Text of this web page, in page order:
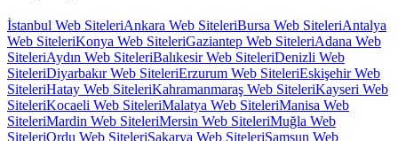
İstanbul Web SiteleriAnkara Web SiteleriBursa Web SiteleriAntalya
Web SiteleriKonya Web SiteleriGaziantep Web SiteleriAdana Web
SiteleriAydın Web SiteleriBalıkesir Web SiteleriDenizli Web
SiteleriDiyarbakır Web SiteleriErzurum Web SiteleriEskişehir Web
SiteleriHatay Web SiteleriKahramanmaraş Web SiteleriKayseri Web
SiteleriKocaeli Web SiteleriMalatya Web SiteleriManisa Web
SiteleriMardin Web SiteleriMersin Web SiteleriMuğla Web
SiteleriOrdu Web SiteleriSakarya Web SiteleriSamsun Web